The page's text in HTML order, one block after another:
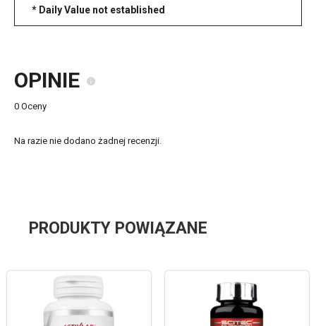
* Daily Value not established
OPINIE
0 Oceny
Na razie nie dodano żadnej recenzji.
PRODUKTY POWIĄZANE